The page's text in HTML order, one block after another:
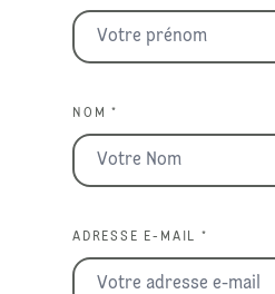
NOM *
ADRESSE E-MAIL *